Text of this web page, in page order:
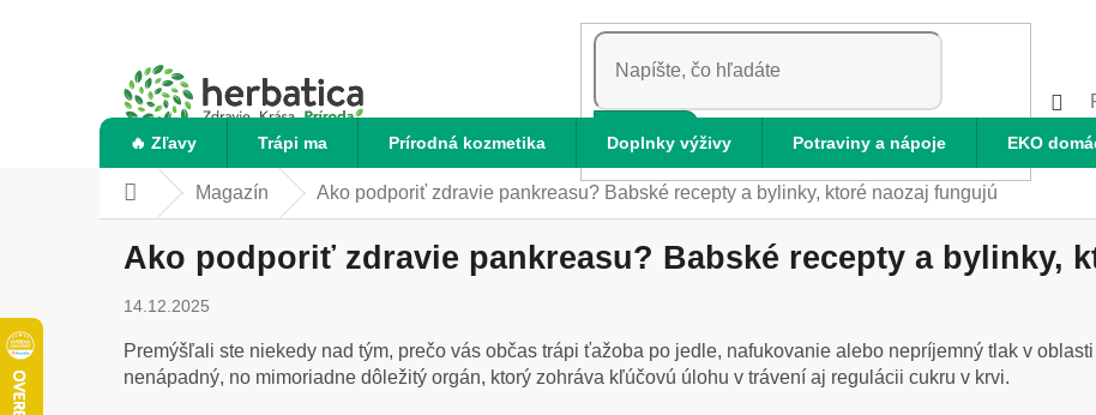
HĽADAŤ
🔥 Zľavy Trápi ma Prírodná kozmetika Doplnky výživy Potraviny a nápoje EKO
DomovMagazín Ako podporiť zdravie pankreasu? Babské recepty a bylinky, ktoré naozaj fungujú
Ako podporiť zdravie pankreasu? Babské recepty a bylinky,
14.12.2025
Premýšľali ste niekedy nad tým, prečo vás občas trápi ťažoba po jedle, nafukovanie alebo nepríjemný tlak v
nenápadný, no mimoriadne dôležitý orgán, ktorý zohráva kľúčovú úlohu v trávení aj regulácii cukru v krvi.